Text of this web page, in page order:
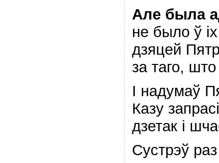
Але была
не было ў
дзяцей
за таго,
І надумаў
Казу
дзетак і
Сустрэў